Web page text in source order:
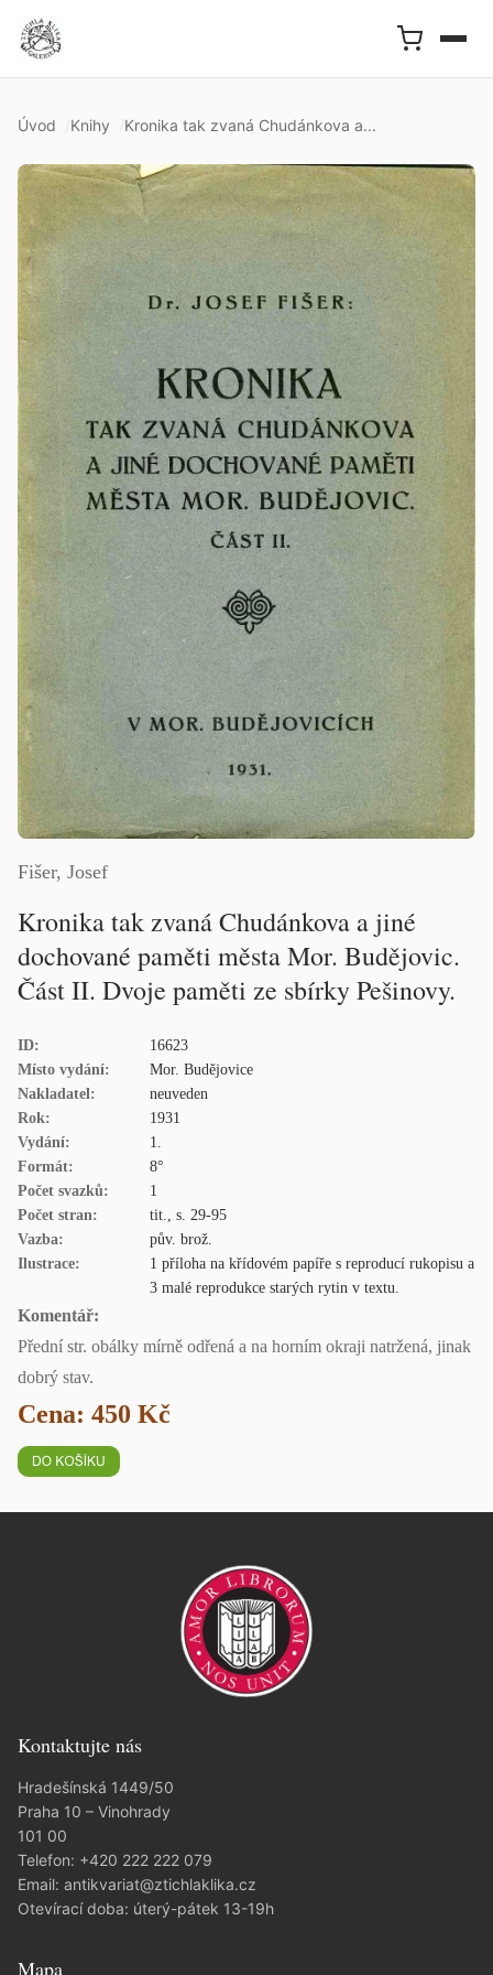
Úvod Knihy Kronika tak zvaná Chudánkova a...
Fišer, Josef
Kronika tak zvaná Chudánkova a jiné
dochované paměti města Mor. Budějovic.
Část II. Dvoje paměti ze sbírky Pešinovy.
ID:
16623
Místo vydání:
Mor. Budějovice
Nakladatel:
neuveden
Rok:
1931
Vydání:
1.
Formát:
8°
Počet svazků:
1
Počet stran:
tit., s. 29-95
Vazba:
pův. brož.
Ilustrace:
1 příloha na křídovém papíře s reproducí rukopisu a
3 malé reprodukce starých rytin v textu.
Komentář:
Přední str. obálky mírně odřená a na horním okraji natržená, jinak
dobrý stav.
Cena: 450 Kč
Kontaktujte nás
Hradešínská 1449/50
Praha 10 – Vinohrady
101 00
Telefon: +420 222 222 079
Email: antikvariat@ztichlaklika.cz
Otevírací doba: úterý-pátek 13-19h
Mapa